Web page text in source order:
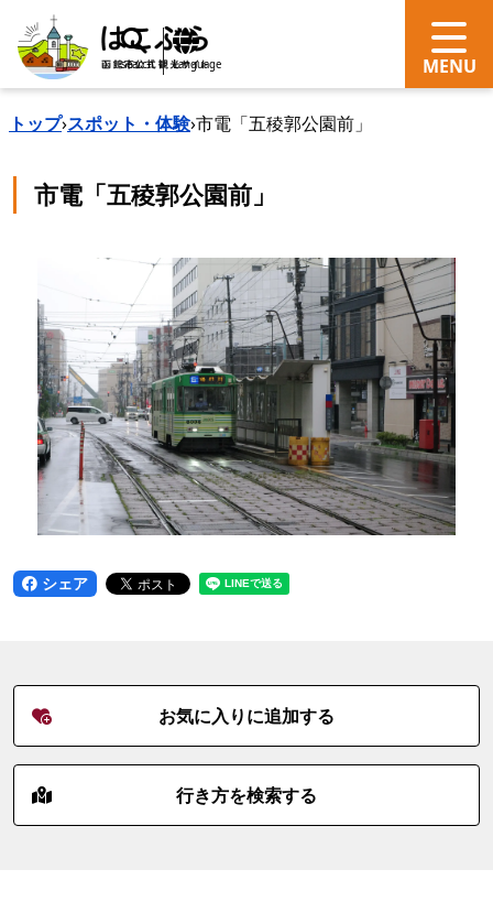
search Language
トップ›スポット・体験›市電「五稜郭公園前」
市電「五稜郭公園前」
シェア
お気に入りに追加する
行き方を検索する